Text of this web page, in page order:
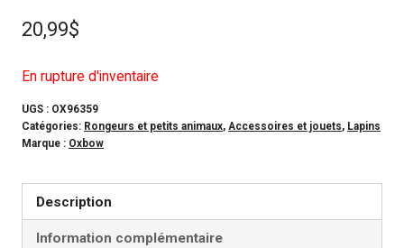
20,99$
En rupture d'inventaire
UGS : OX96359
Catégories: Rongeurs et petits animaux, Accessoires et jouets, Lapins
Marque : Oxbow
Description
Information complémentaire